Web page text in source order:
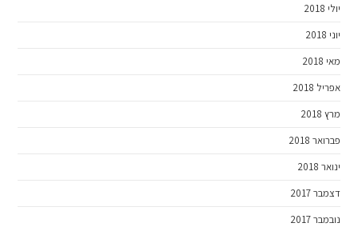
יולי 2018
יוני 2018
מאי 2018
אפריל 2018
מרץ 2018
פברואר 2018
ינואר 2018
דצמבר 2017
נובמבר 2017